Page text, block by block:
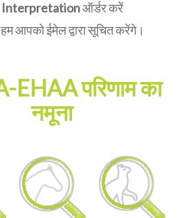
Interpretationऑर्डर करें
आपको ईमेल द्वारा सूचित करेंगे।
EHAA परिणाम का
नमूना